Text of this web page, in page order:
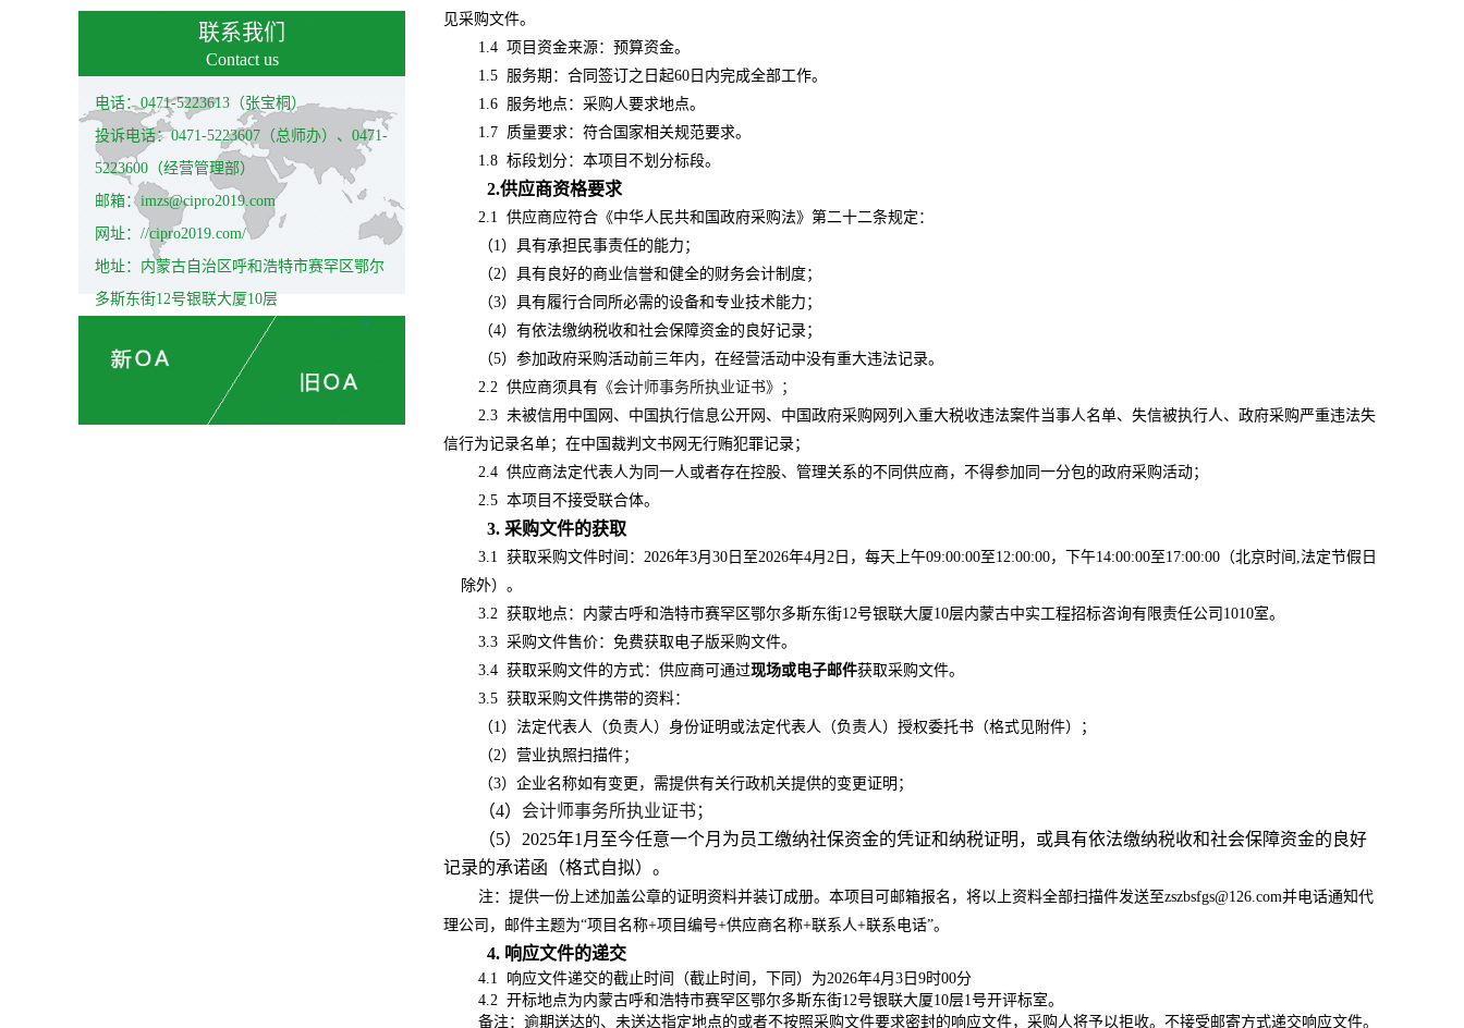
联系我们
Contact us
电话：0471-5223613（张宝桐）
投诉电话：0471-5223607（总师办）、0471-
5223600（经营管理部）
邮箱：imzs@cipro2019.com
网址：//cipro2019.com/
地址：内蒙古自治区呼和浩特市赛罕区鄂尔
多斯东街12号银联大厦10层
见采购文件。
1.4 项目资金来源：预算资金。
1.5 服务期：合同签订之日起60日内完成全部工作。
1.6 服务地点：采购人要求地点。
1.7 质量要求： 符合国家相关规范要求。
1.8 标段划分：本项目不划分标段。
2.供应商资格要求
2.1 供应商应符合《中华人民共和国政府采购法》第二十二条规定：
（1）具有承担民事责任的能力；
（2）具有良好的商业信誉和健全的财务会计制度；
（3）具有履行合同所必需的设备和专业技术能力；
（4）有依法缴纳税收和社会保障资金的良好记录；
（5）参加政府采购活动前三年内，在经营活动中没有重大违法记录。
2.2 供应商须具有 《会计师事务所执业证书》；
2.3 未被信用中国网、中国执行信息公开网、中国政府采购网列入重大税收违法案件当事人名单、失信被执行人、政府采购严重违法失
信行为记录名单；在中国裁判 文书网无行贿犯罪记录；
2.4 供应商法定代表人为同一人或者存在控股、管理关系的不同供应商，不得参加同一分包的政府采购活动；
2.5 本项目不接受联合体。
3. 采购文件的获取
3.1 获取采购文件时间：2026年3月30日至2026年4月2日，每天上午09:00:00至12:00:00，下午14:00:00至17:00:00（北京时间,法定节假日
除外）。
3.2 获取地点： 内蒙古呼和浩特市赛罕区鄂尔多斯东街12号银联大厦10层内蒙古中实工程招标咨询有限责任公司1010室。
3.3 采购文件售价：免费获取电子版采购文件。
3.4 获取采购文件的方式：供应商可通过现场或电子邮件获取采购文件。
3.5 获取采购文件携带的资料：
（1） 法定代表人 （负责人） 身份证明或法定代表人 （负责人） 授权委托书（格式见附件）；
（2）营业执照扫描件；
（3）企业名称如有变更，需提供有关行政机关提供的变更证明；
（4） 会计师事务所执业证书；
（5）2025年1月至今任意一个月为员工缴纳社保资金的凭证和纳税证明，或具有依法缴纳税收和社会保障资金的良好
记录的承诺函（格式自拟）。
注：提供一份上述加盖公章的证明资料并装订成册。本项目可邮箱报名，将以上资料全部扫描件发送至zszbsfgs@126.com并电话通知代
理公司，邮件主题为“项目名称+项目编号+供应商名称+联系人+联系电话”。
4. 响应文件的递交
4.1 响应文件递交的截止时间（截止时间，下同）为2026年4月3日9时00分
4.2 开标地点为内蒙古呼和浩特市赛罕区鄂尔多斯东街12号银联大厦10层1号开评标室。
备注：逾期送达的、未送达指定地点的或者不按照采购文件要求密封的响应文件，采购人将予以拒收。不接受邮寄方式递交响应文件。